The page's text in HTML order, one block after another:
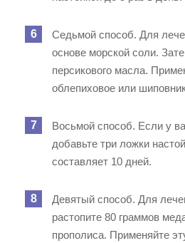
Седьмой способ. Для
основе морской соли.
персикового масла.
облепиховое или
Восьмой способ. Если у
добавьте три ложки
составляет 10 дней.
Девятый способ. Для
растопите 80 граммов
прополиса. Применяйте